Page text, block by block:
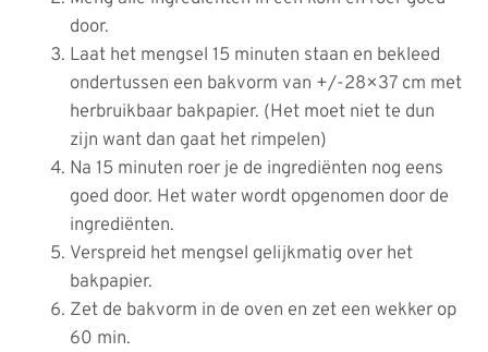
door.
Laat het mengsel 15 minuten staan en bekleed
ondertussen een bakvorm van +/-28×37 cm met
herbruikbaar bakpapier. (Het moet niet te dun
zijn want dan gaat het rimpelen)
Na 15 minuten roer je de ingrediënten nog eens
goed door. Het water wordt opgenomen door de
ingrediënten.
Verspreid het mengsel gelijkmatig over het
bakpapier.
Zet de bakvorm in de oven en zet een wekker op
60 min.